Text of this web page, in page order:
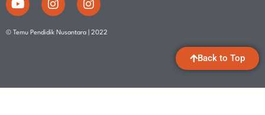
© Temu Pendidik Nusantara | 2022
Back to Top